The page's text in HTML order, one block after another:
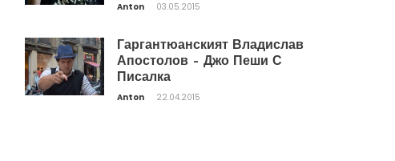
Anton 03.05.2015
Гаргантюанският Владислав
Апостолов – Джо Пеши С
Писалка
Anton 22.04.2015